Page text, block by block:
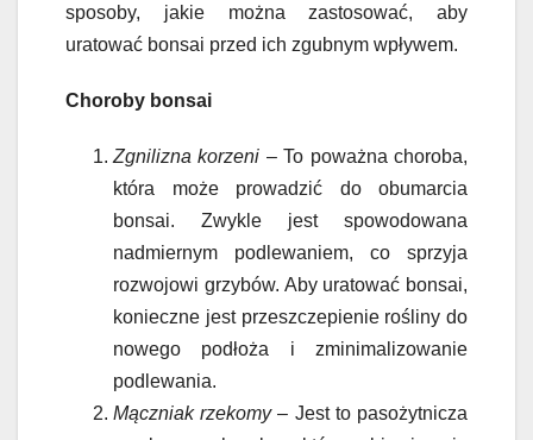
sposoby, jakie można zastosować, aby
uratować bonsai przed ich zgubnym wpływem.
Choroby bonsai
Zgnilizna korzeni – To poważna choroba,
która może prowadzić do obumarcia
bonsai. Zwykle jest spowodowana
nadmiernym podlewaniem, co sprzyja
rozwojowi grzybów. Aby uratować bonsai,
konieczne jest przeszczepienie rośliny do
nowego podłoża i zminimalizowanie
podlewania.
Mączniak rzekomy– Jest to pasożytnicza